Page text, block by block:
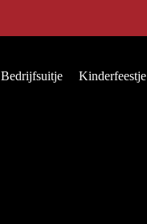
Bedrijfsuitje Kinderfeestje